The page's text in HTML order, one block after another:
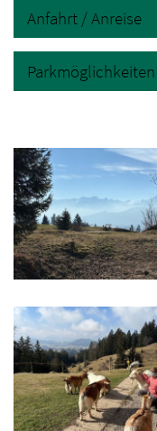
Anfahrt / Anreise
Parkmöglichkeiten